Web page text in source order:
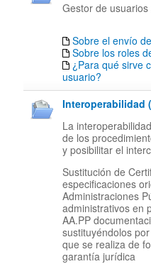
Gestor de
Sobre el envío
Sobre los roles
¿Para qué sirve
usuario?
Interoperabilidad
La
de los
y posibilitar el
Sustitución de
especificaciones
Administraciones
administrativos en
AA.PP
sustituyéndolos
que se realiza de
garantía jurídica